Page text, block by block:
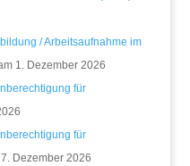
/ Arbeitsaufnahme im
1. Dezember 2026
für
für
Dezember 2026